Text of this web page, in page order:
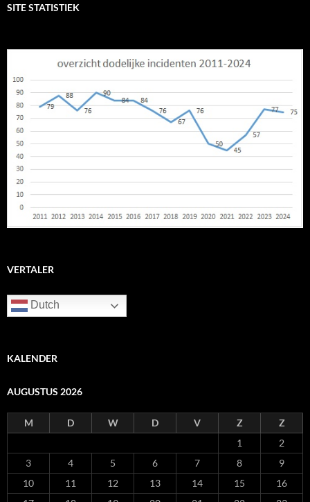
SITE STATISTIEK
VERTALER
Dutch
KALENDER
AUGUSTUS 2026
M D W D V Z
Z
1
2
3
4 5 6 7 8
9
10
11 12 13 14 15
16